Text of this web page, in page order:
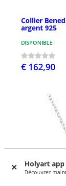
Holyart app
Découvrez
Collier
argent 925
DISPONIBLE
€ 162,90